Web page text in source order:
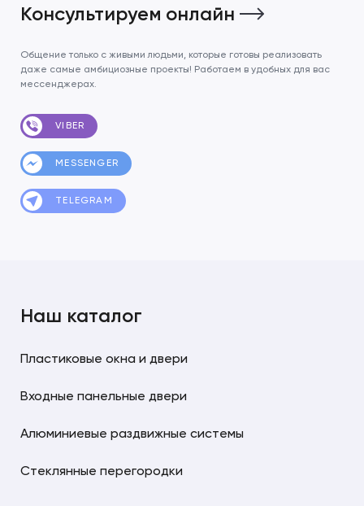
Консультируем онлайн
Общение только с живыми людьми, которые готовы реализовать
даже самые амбициозные проекты! Работаем в удобных для вас
мессенджерах.
VIBER
MESSENGER
TELEGRAM
Наш каталог
Пластиковые окна и двери
Входные панельные двери
Алюминиевые раздвижные системы
Стеклянные перегородки